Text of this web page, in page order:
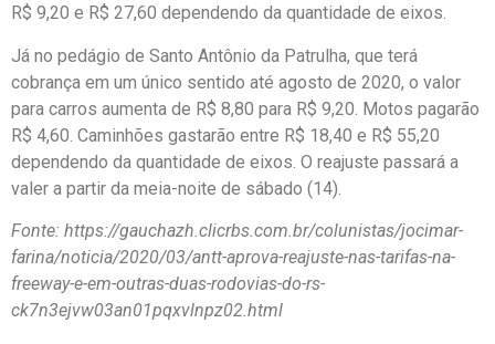
R$ 9,20 e R$ 27,60 dependendo da quantidade de eixos.
Já no pedágio de Santo Antônio da Patrulha, que terá
cobrança em um único sentido até agosto de 2020, o valor
para carros aumenta de R$ 8,80 para R$ 9,20. Motos pagarão
R$ 4,60. Caminhões gastarão entre R$ 18,40 e R$ 55,20
dependendo da quantidade de eixos. O reajuste passará a
valer a partir da meia-noite de sábado (14).
Fonte: https://gauchazh.clicrbs.com.br/colunistas/jocimar-
farina/noticia/2020/03/antt-aprova-reajuste-nas-tarifas-na-
freeway-e-em-outras-duas-rodovias-do-rs-
ck7n3ejvw03an01pqxvlnpz02.html